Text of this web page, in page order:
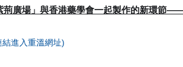
荊廣場」與香港藥學會一起製作的新環節
進入重溫網址)